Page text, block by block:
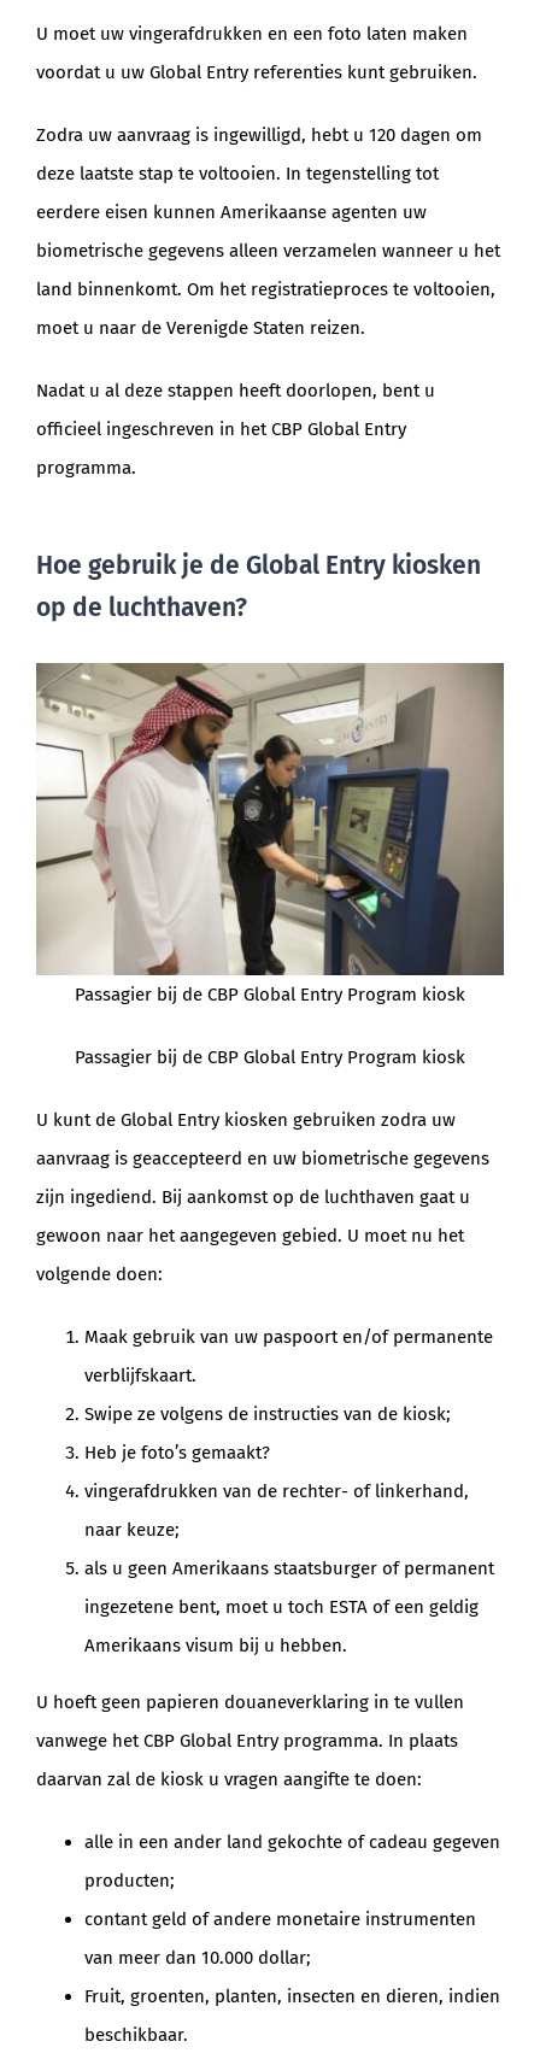
U moet uw vingerafdrukken en een foto laten maken
voordat u uw Global Entry referenties kunt gebruiken.
Zodra uw aanvraag is ingewilligd, hebt u 120 dagen om
deze laatste stap te voltooien. In tegenstelling tot
eerdere eisen kunnen Amerikaanse agenten uw
biometrische gegevens alleen verzamelen wanneer u het
land binnenkomt. Om het registratieproces te voltooien,
moet u naar de Verenigde Staten reizen.
Nadat u al deze stappen heeft doorlopen, bent u
officieel ingeschreven in het CBP Global Entry
programma.
Hoe gebruik je de Global Entry kiosken
op de luchthaven?
Passagier bij de CBP Global Entry Program kiosk
Passagier bij de CBP Global Entry Program kiosk
U kunt de Global Entry kiosken gebruiken zodra uw
aanvraag is geaccepteerd en uw biometrische gegevens
zijn ingediend. Bij aankomst op de luchthaven gaat u
gewoon naar het aangegeven gebied. U moet nu het
volgende doen:
Maak gebruik van uw paspoort en/of permanente
verblijfskaart.
Swipe ze volgens de instructies van de kiosk;
Heb je foto’s gemaakt?
vingerafdrukken van de rechter- of linkerhand,
naar keuze;
als u geen Amerikaans staatsburger of permanent
ingezetene bent, moet u toch ESTA of een geldig
Amerikaans visum bij u hebben.
U hoeft geen papieren douaneverklaring in te vullen
vanwege het CBP Global Entry programma. In plaats
daarvan zal de kiosk u vragen aangifte te doen:
alle in een ander land gekochte of cadeau gegeven
producten;
contant geld of andere monetaire instrumenten
van meer dan 10.000 dollar;
Fruit, groenten, planten, insecten en dieren, indien
beschikbaar.